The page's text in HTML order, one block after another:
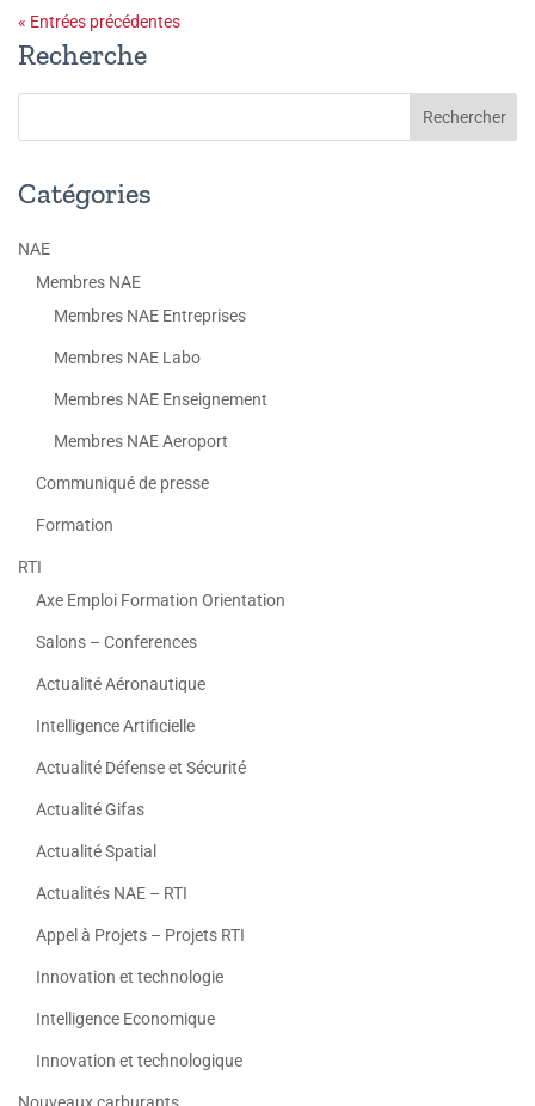
« Entrées précédentes
Recherche
Catégories
NAE
Membres NAE
Membres NAE Entreprises
Membres NAE Labo
Membres NAE Enseignement
Membres NAE Aeroport
Communiqué de presse
Formation
RTI
Axe Emploi Formation Orientation
Salons – Conferences
Actualité Aéronautique
Intelligence Artificielle
Actualité Défense et Sécurité
Actualité Gifas
Actualité Spatial
Actualités NAE – RTI
Appel à Projets – Projets RTI
Innovation et technologie
Intelligence Economique
Innovation et technologique
Nouveaux carburants